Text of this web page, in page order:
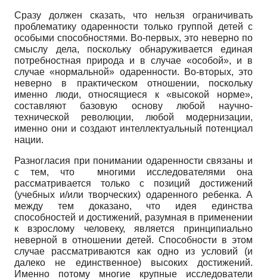
Сразу должен сказать, что нельзя ограничивать
проблематику одаренности только группой детей с
особыми способностями. Во-первых, это неверно по
смыслу дела, поскольку обнаруживается единая
потребностная природа и в случае «особой», и в
случае «нормальной» одаренности. Во-вторых, это
неверно в практическом отношении, поскольку
именно люди, относящиеся к «высокой норме»,
составляют базовую основу любой научно-
технической революции, любой модернизации,
именно они и создают интеллектуальный потенциал
нации.
Разногласия при понимании одаренности связаны и
с тем, что многими исследователями она
рассматривается только с позиций достижений
(учебных и/или творческих) одаренного ребенка. А
между тем доказано, что идея единства
способностей и достижений, разумная в применении
к взрослому человеку, является принципиально
неверной в отношении детей. Способности в этом
случае рассматриваются как одно из условий (и
далеко не единственное) высоких достижений.
Именно потому многие крупные исследователи